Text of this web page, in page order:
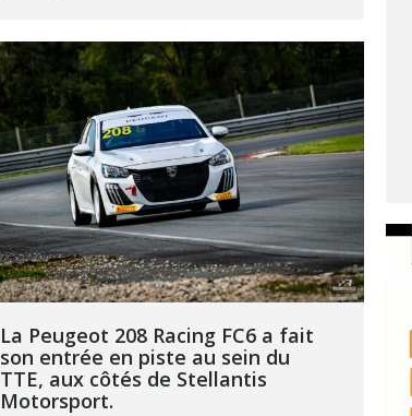
La Peugeot 208 Racing FC6 a fait
son entrée en piste au sein du
TTE, aux côtés de Stellantis
Motorsport.